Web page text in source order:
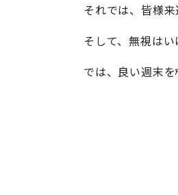
それでは、皆様
そして、無視は
では、良い週末